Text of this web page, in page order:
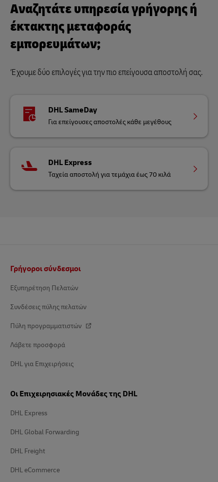
Αναζητάτε υπηρεσία γρήγορης ή
έκτακτης μεταφοράς
εμπορευμάτων;
Έχουμε δύο επιλογές για την πιο επείγουσα αποστολή σας.
DHL SameDay
Για επείγουσες αποστολές κάθε μεγέθους
DHL Express
Ταχεία αποστολή για τεμάχια έως 70 κιλά
Γρήγοροι σύνδεσμοι
Εξυπηρέτηση Πελατών
Συνδέσεις πύλης πελατών
Πύλη προγραμματιστών
Λάβετε προσφορά
DHL για Επιχειρήσεις
Οι Επιχειρησιακές Μονάδες της DHL
DHL Express
DHL Global Forwarding
DHL Freight
DHL eCommerce